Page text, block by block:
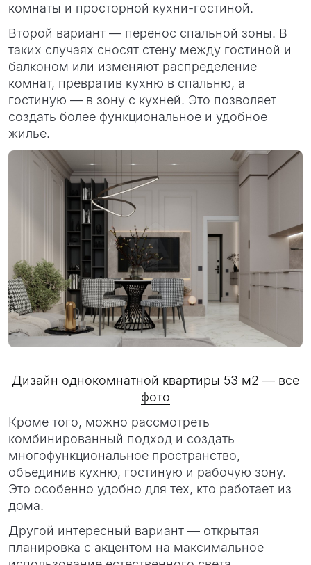
комнаты и просторной кухни-гостиной.
Второй вариант — перенос спальной зоны. В
таких случаях сносят стену между гостиной и
балконом или изменяют распределение
комнат, превратив кухню в спальню, а
гостиную — в зону с кухней. Это позволяет
создать более функциональное и удобное
жилье.
Дизайн однокомнатной квартиры 53 м2 — все
фото
Кроме того, можно рассмотреть
комбинированный подход и создать
многофункциональное пространство,
объединив кухню, гостиную и рабочую зону.
Это особенно удобно для тех, кто работает из
дома.
Другой интересный вариант — открытая
планировка с акцентом на максимальное